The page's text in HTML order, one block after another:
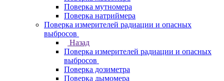
Поверка мутномера
Поверка натриймера
Поверка измерителей радиации и опасных
выбросов
Назад
Поверка измерителей радиации и опасных
выбросов
Поверка дозиметра
Поверка дымомера